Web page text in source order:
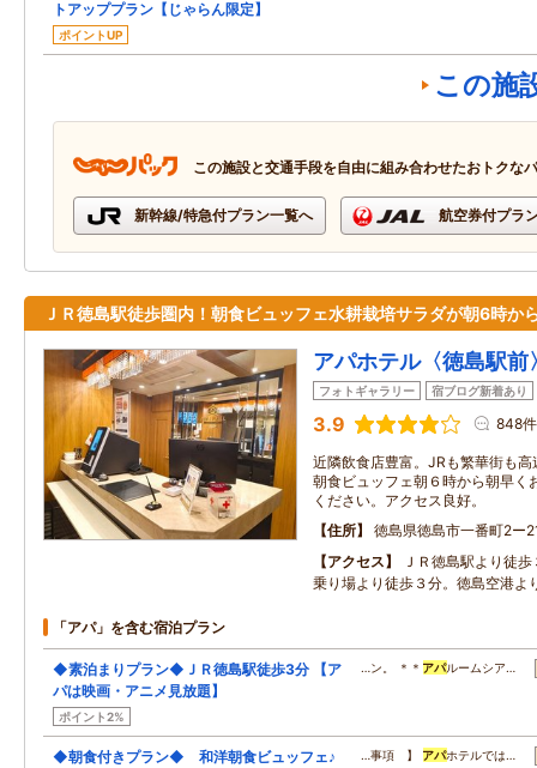
トアッププラン【じゃらん限定】
ポイントUP
この施
この施設と交通手段を自由に組み合わせたおトクな
新幹線/特急付プラン一覧へ 航空券付プラ
ＪＲ徳島駅徒歩圏内！朝食ビュッフェ水耕栽培サラダが朝6時か
アパホテル〈徳島駅前
フォトギャラリー 宿ブログ新着あり
3.9 848件
近隣飲食店豊富。JRも繁華街も
朝食ビュッフェ朝６時から朝早く
ください。アクセス良好。
住所
徳島県徳島市一番町2ー
アクセス
ＪＲ徳島駅より徒
乗り場より徒歩３分。徳島空港よ
「アパ」を含む宿泊プラン
◆素泊まりプラン◆ＪＲ徳島駅徒歩3分 【ア
パは映画・アニメ見放題】
ポイント2%
…ン。 ＊＊ アパルームシア…
◆朝食付きプラン◆ 和洋朝食ビュッフェ♪ …事項 】 アパホテルでは…